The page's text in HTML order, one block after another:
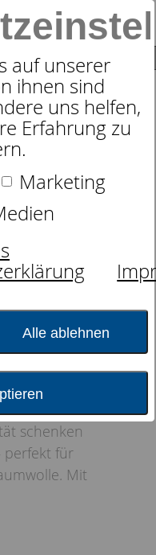
auf unserer
ihnen sind
uns helfen,
Erfahrung zu
Marketing
Alle ablehnen
0
mit
fröhlich,
und leichte,
schenken
perfekt für
Mit